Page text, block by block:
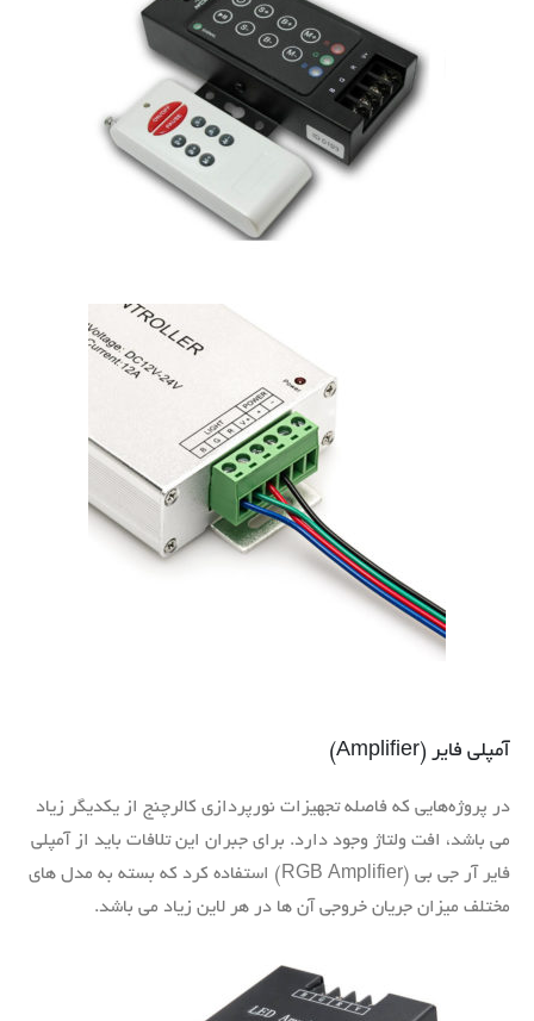
آمپلی فایر (Amplifier)
در پروژه‌هایی که فاصله تجهیزات نورپردازی کالرچنج از یکدیگر زیاد
می باشد، افت ولتاژ وجود دارد. برای جبران این تلافات باید از آمپلی
فایر آر جی بی (RGB Amplifier) استفاده کرد که بسته به مدل های
مختلف میزان جریان خروجی آن ها در هر لاین زیاد می باشد.